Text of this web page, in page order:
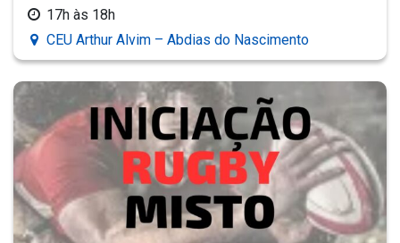
17h às 18h
CEU Arthur Alvim – Abdias do Nascimento